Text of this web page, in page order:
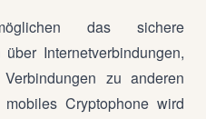
das sichere
Internetverbindungen,
zu anderen
Cryptophone wird